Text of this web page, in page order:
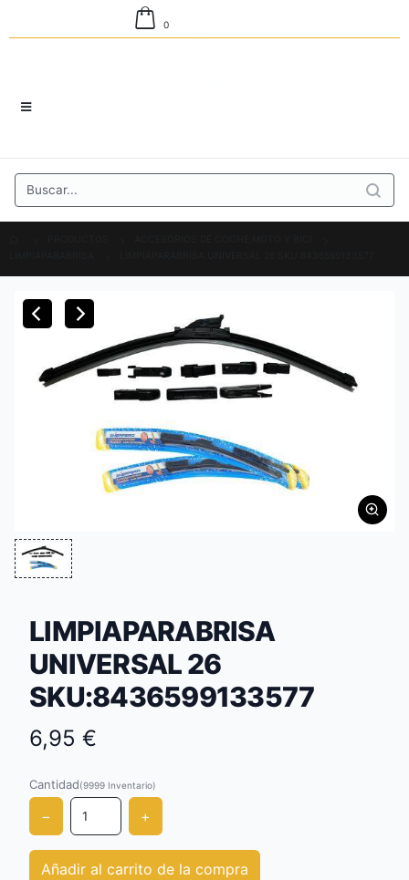
0
LIMPIAPARABRISA
UNIVERSAL 26
SKU:8436599133577
6,95 €
Cantidad(9999 Inventario)
− +
Añadir al carrito de la compra